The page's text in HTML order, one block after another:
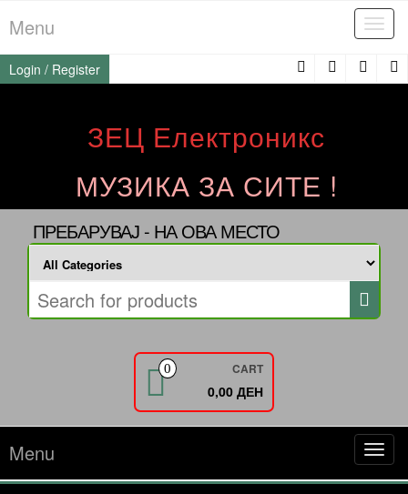
to
the
content
Menu
Login / Register
ЗЕЦ Електроникс
МУЗИКА ЗА СИТЕ !
ПРЕБАРУВАЈ - НА ОВА МЕСТО
0 CART
0,00 ДЕН
Menu